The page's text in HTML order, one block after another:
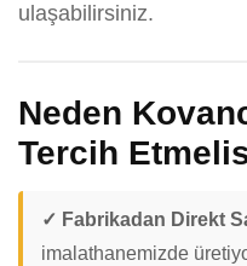
ulaşabilirsiniz.
Neden
Tercih
✓ Fabrikadan Direkt
imalathanemizde